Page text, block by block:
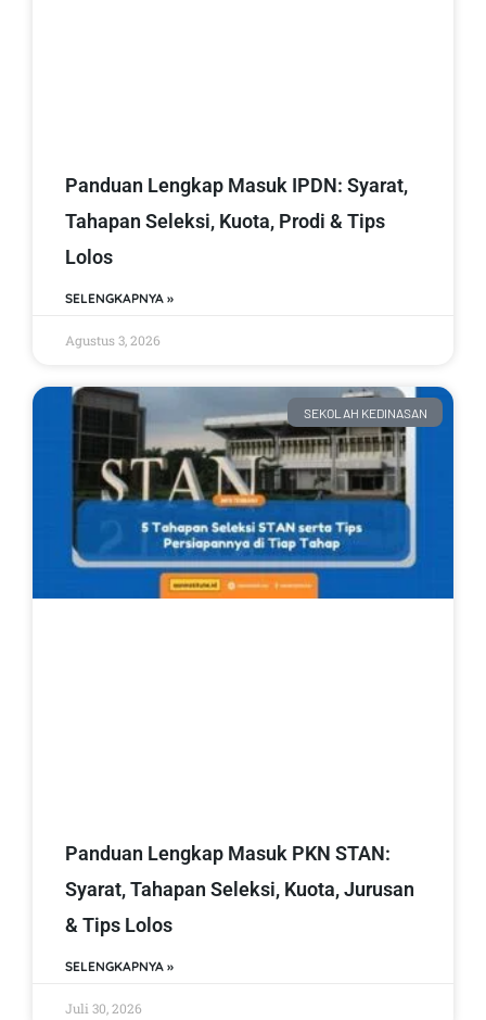
Panduan Lengkap Masuk IPDN: Syarat,
Tahapan Seleksi, Kuota, Prodi & Tips
Lolos
SELENGKAPNYA »
Agustus 3, 2026
SEKOLAH KEDINASAN
Panduan Lengkap Masuk PKN STAN:
Syarat, Tahapan Seleksi, Kuota, Jurusan
& Tips Lolos
SELENGKAPNYA »
Juli 30, 2026